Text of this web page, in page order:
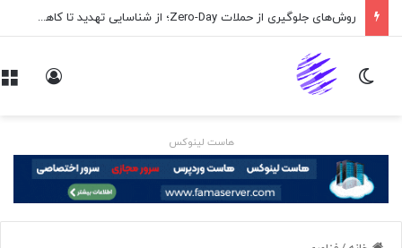
روش‌های جلوگیری از حملات Zero-Day؛ از شناسایی تهدید تا کاهش ریسک
تغییر پوسته
هاست لینوکس